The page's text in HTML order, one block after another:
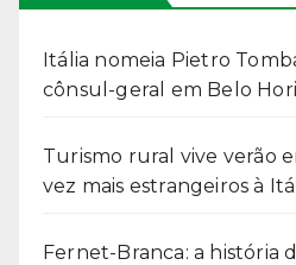
Itália nomeia Pietro
cônsul-geral em Belo
Turismo rural vive verão
vez mais estrangeiros à
Fernet-Branca: a história